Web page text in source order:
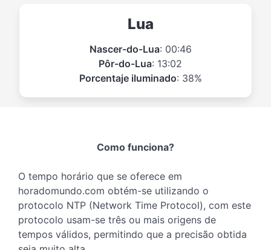
Lua
Nascer-do-Lua: 00:46
Pôr-do-Lua: 13:02
Porcentaje iluminado: 38%
Como funciona?
O tempo horário que se oferece em
horadomundo.com obtém-se utilizando o
protocolo NTP (Network Time Protocol), com este
protocolo usam-se três ou mais origens de
tempos válidos, permitindo que a precisão obtida